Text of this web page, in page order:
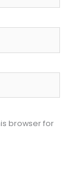
browser for